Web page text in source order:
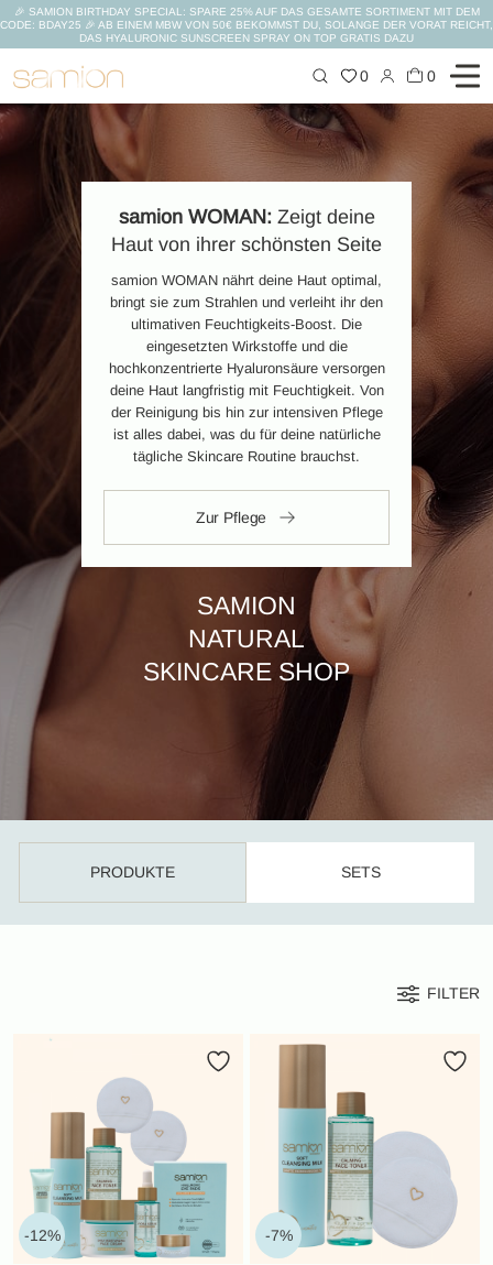
Inhalt
springen
🎉 SAMION BIRTHDAY SPECIAL: SPARE 25% AUF DAS GESAMTE SORTIMENT MIT DEM
CODE: BDAY25 🎉 AB EINEM MBW VON 50€ BEKOMMST DU, SOLANGE DER VORAT REICHT,
DAS HYALURONIC SUNSCREEN SPRAY ON TOP GRATIS DAZU
0 0
samion WOMAN: Zeigt deine
Haut von ihrer schönsten Seite
samion WOMAN nährt deine Haut optimal,
bringt sie zum Strahlen und verleiht ihr den
ultimativen Feuchtigkeits-Boost. Die
eingesetzten Wirkstoffe und die
hochkonzentrierte Hyaluronsäure versorgen
deine Haut langfristig mit Feuchtigkeit. Von
der Reinigung bis hin zur intensiven Pflege
ist alles dabei, was du für deine natürliche
tägliche Skincare Routine brauchst.
Zur Pflege
SAMION
NATURAL
SKINCARE SHOP
PRODUKTE SETS
FILTER
-12% -7%